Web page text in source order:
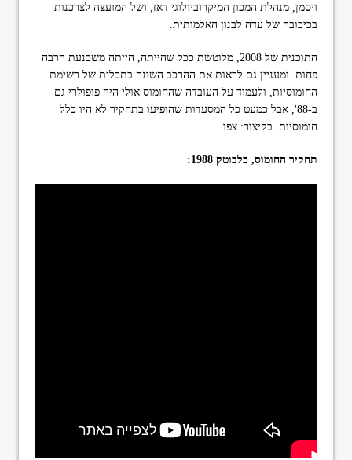
ויסמן, מנהלת המכון המיקרוביולוגי דאז, ושל המועצה לצרכנות
בכיכובה של עדה לבנון האלמותית.
התוכנית של 2008, מלוטשת ככל שהייתה, הייתה משכנעת הרבה
פחות. ומעניין גם לראות את ההרכב השונה בתכלית של רשימת
החומוסיות, ולעמוד על העובדה שהחומוס אולי היה פופולרי גם
ב-88', אבל כמעט כל המסעדות שהופיעו בתחקיר לא היו כלל
חומוסיות. בקיצור: צפו.
תחקיר החומוס, כלבוטק 1988: